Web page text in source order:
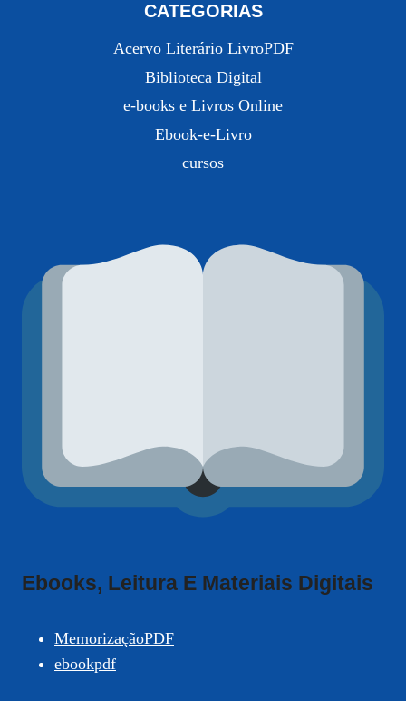
CATEGORIAS
Acervo Literário LivroPDF
Biblioteca Digital
e-books e Livros Online
Ebook-e-Livro
cursos
Ebooks, Leitura E Materiais Digitais
MemorizaçãoPDF
ebookpdf